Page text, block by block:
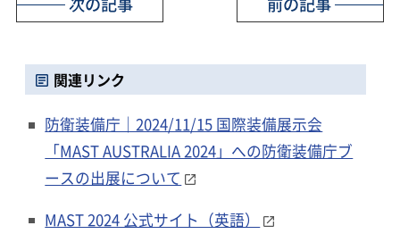
関連リンク
防衛装備庁｜2024/11/15 国際装備展示会
「MAST AUSTRALIA 2024」への防衛装備庁ブ
ースの出展について
MAST 2024 公式サイト（英語）